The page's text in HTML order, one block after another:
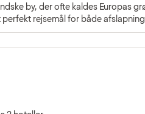
by, der ofte kaldes Europas
rejsemål for både